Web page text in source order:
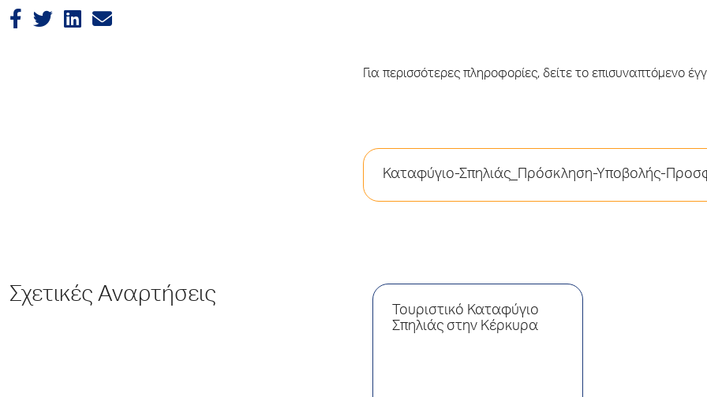
Για περισσότερες πληροφορίες, δείτε το επισυναπτόμενο
Καταφύγιο-Σπηλιάς_Πρόσκληση-Υποβολής-
Σχετικές Αναρτήσεις
Τουριστικό Καταφύγιο
Σπηλιάς στην Κέρκυρα